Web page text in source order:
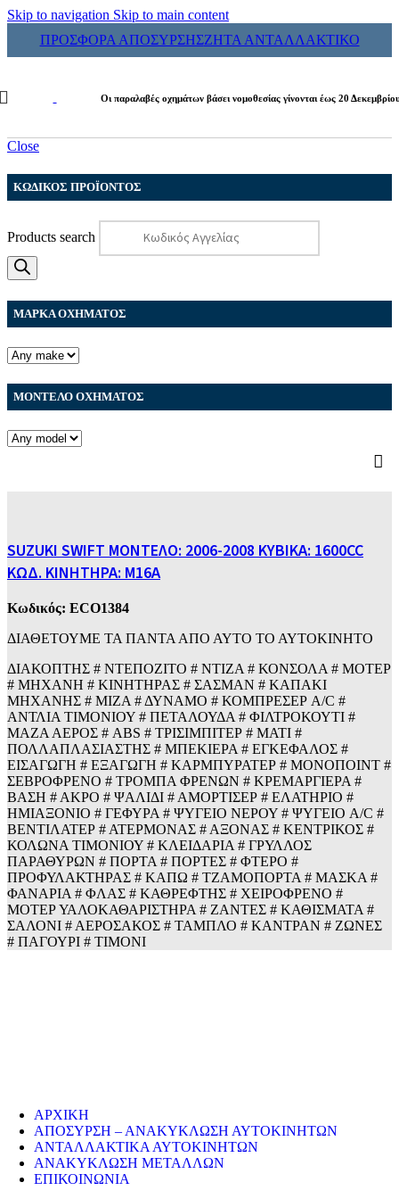
Skip to navigation Skip to main content
ΠΡΟΣΦΟΡΑ ΑΠΟΣΥΡΣΗΣΖΗΤΑ ΑΝΤΑΛΛΑΚΤΙΚΟ
Οι παραλαβές οχημάτων βάσει νομοθεσίας γίνονται έως 20
Close
ΚΩΔΙΚΟΣ ΠΡΟΪΟΝΤΟΣ
Products search
ΜΑΡΚΑ ΟΧΗΜΑΤΟΣ
ΜΟΝΤΕΛΟ ΟΧΗΜΑΤΟΣ
SUZUKI SWIFT ΜΟΝΤΕΛΟ: 2006-2008 ΚΥΒΙΚΑ: 1600CC
ΚΩΔ. ΚΙΝΗΤΗΡΑ: M16A
Κωδικός: ECO1384
ΔΙΑΘΕΤΟΥΜΕ ΤΑ ΠΑΝΤΑ ΑΠΟ ΑΥΤΟ ΤΟ ΑΥΤΟΚΙΝΗΤΟ
ΔΙΑΚΟΠΤΗΣ # ΝΤΕΠΟΖΙΤΟ # ΝΤΙΖΑ # ΚΟΝΣΟΛΑ # ΜΟΤΕΡ
# ΜΗΧΑΝΗ # ΚΙΝΗΤΗΡΑΣ # ΣΑΣΜΑΝ # ΚΑΠΑΚΙ
ΜΗΧΑΝΗΣ # ΜΙΖΑ # ΔΥΝΑΜΟ # ΚΟΜΠΡΕΣΕΡ A/C #
ΑΝΤΛΙΑ ΤΙΜΟΝΙΟΥ # ΠΕΤΑΛΟΥΔΑ # ΦΙΛΤΡΟΚΟΥΤΙ #
ΜΑΖΑ ΑΕΡΟΣ # ABS # ΤΡΙΣΙΜΠΙΤΕΡ # ΜΑΤΙ #
ΠΟΛΛΑΠΛΑΣΙΑΣΤΗΣ # ΜΠΕΚΙΕΡΑ # ΕΓΚΕΦΑΛΟΣ #
ΕΙΣΑΓΩΓΗ # ΕΞΑΓΩΓΗ # ΚΑΡΜΠΥΡΑΤΕΡ # ΜΟΝΟΠΟΙΝΤ #
ΣΕΒΡΟΦΡΕΝΟ # ΤΡΟΜΠΑ ΦΡΕΝΩΝ # ΚΡΕΜΑΡΓΙΕΡΑ #
ΒΑΣΗ # ΑΚΡΟ # ΨΑΛΙΔΙ # ΑΜΟΡΤΙΣΕΡ # ΕΛΑΤΗΡΙΟ #
ΗΜΙΑΞΟΝΙΟ # ΓΕΦΥΡΑ # ΨΥΓΕΙΟ ΝΕΡΟΥ # ΨΥΓΕΙΟ A/C #
ΒΕΝΤΙΛΑΤΕΡ # ΑΤΕΡΜΟΝΑΣ # ΑΞΟΝΑΣ # ΚΕΝΤΡΙΚΟΣ #
ΚΟΛΩΝΑ ΤΙΜΟΝΙΟΥ # ΚΛΕΙΔΑΡΙΑ # ΓΡΥΛΛΟΣ
ΠΑΡΑΘΥΡΩΝ # ΠΟΡΤΑ # ΠΟΡΤΕΣ # ΦΤΕΡΟ #
ΠΡΟΦΥΛΑΚΤΗΡΑΣ # ΚΑΠΩ # ΤΖΑΜΟΠΟΡΤΑ # ΜΑΣΚΑ #
ΦΑΝΑΡΙΑ # ΦΛΑΣ # ΚΑΘΡΕΦΤΗΣ # ΧΕΙΡΟΦΡΕΝΟ #
ΜΟΤΕΡ ΥΑΛΟΚΑΘΑΡΙΣΤΗΡΑ # ΖΑΝΤΕΣ # ΚΑΘΙΣΜΑΤΑ #
ΣΑΛΟΝΙ # ΑΕΡΟΣΑΚΟΣ # ΤΑΜΠΛΟ # ΚΑΝΤΡΑΝ # ΖΩΝΕΣ
# ΠΑΓΟΥΡΙ # ΤΙΜΟΝΙ
ΑΡΧΙΚΗ
ΑΠΟΣΥΡΣΗ – ΑΝΑΚΥΚΛΩΣΗ ΑΥΤΟΚΙΝΗΤΩΝ
ΑΝΤΑΛΛΑΚΤΙΚΑ ΑΥΤΟΚΙΝΗΤΩΝ
ΑΝΑΚΥΚΛΩΣΗ ΜΕΤΑΛΛΩΝ
ΕΠΙΚΟΙΝΩΝΙΑ